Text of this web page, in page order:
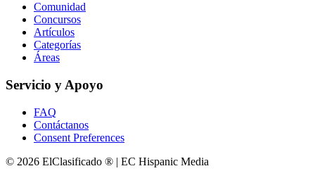
Comunidad
Concursos
Artículos
Categorías
Áreas
Servicio y Apoyo
FAQ
Contáctanos
Consent Preferences
© 2026 ElClasificado ® | EC Hispanic Media